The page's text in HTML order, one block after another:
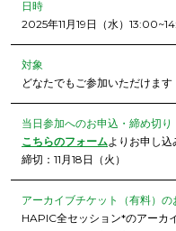
日時
2025年11月19日（水）
対象
どなたでもご参加いただけます
当日参加へのお申込・締め切り
こちらのフォームよりお申し込
締切：11月18日（火）
アーカイブチケット（有料）の
HAPIC全セッション*のアーカ